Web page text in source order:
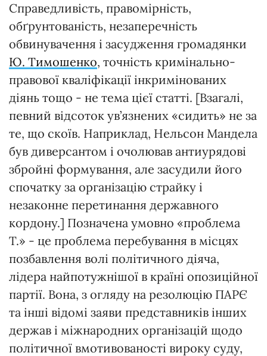
Справедливість, правомірність,
обґрунтованість, незаперечність
обвинувачення і засудження громадянки
Ю. Тимошенко, точність кримінально-
правової кваліфікації інкримінованих
діянь тощо - не тема цієї статті. [Взагалі,
певний відсоток ув’язнених «сидить» не за
те, що скоїв. Наприклад, Нельсон Мандела
був диверсантом і очолював антиурядові
збройні формування, але засудили його
спочатку за організацію страйку і
незаконне перетинання державного
кордону.] Позначена умовно «проблема
Т.» - це проблема перебування в місцях
позбавлення волі політичного діяча,
лідера найпотужнішої в країні опозиційної
партії. Вона, з огляду на резолюцію ПАРЄ
та інші відомі заяви представників інших
держав і міжнародних організацій щодо
політичної вмотивованості вироку суду,